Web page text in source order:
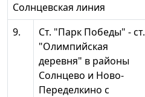
Солнцевская линия
9.
Ст. "Парк Победы" - ст.
"Олимпийская
деревня" в районы
Солнцево и Ново-
Переделкино с